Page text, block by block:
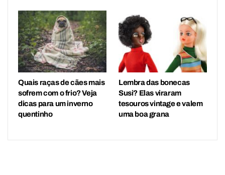
Quais raças de cães mais
sofrem com o frio? Veja
dicas para um inverno
quentinho
Lembra das bonecas
Susi? Elas viraram
tesouros vintage e valem
uma boa grana